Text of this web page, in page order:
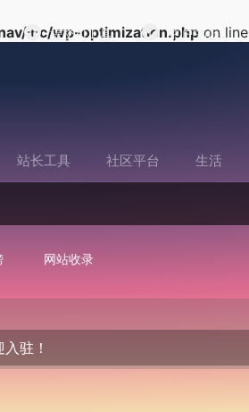
inc/wp-optimization.php on line
提交AI工具 中户中心
站长工具 社区平台 生活
网站收录
驻！